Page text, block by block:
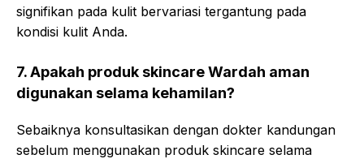
signifikan pada kulit bervariasi tergantung pada
kondisi kulit Anda.
7. Apakah produk skincare Wardah aman
digunakan selama kehamilan?
Sebaiknya konsultasikan dengan dokter kandungan
sebelum menggunakan produk skincare selama